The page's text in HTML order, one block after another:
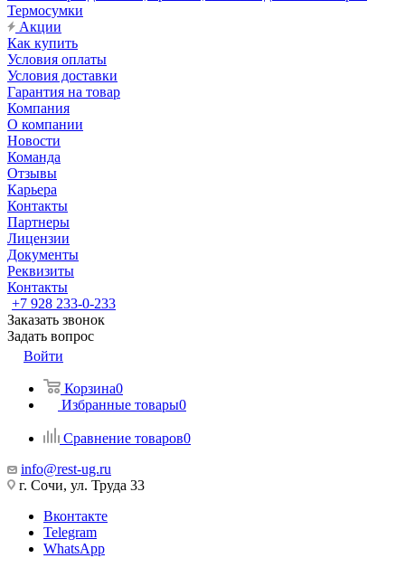
Термосумки
Акции
Как купить
Условия оплаты
Условия доставки
Гарантия на товар
Компания
О компании
Новости
Команда
Отзывы
Карьера
Контакты
Партнеры
Лицензии
Документы
Реквизиты
Контакты
+7 928 233-0-233
Заказать звонок
Задать вопрос
Войти
Корзина0
Избранные товары0
Сравнение товаров0
info@rest-ug.ru
г. Сочи, ул. Труда 33
Вконтакте
Telegram
WhatsApp